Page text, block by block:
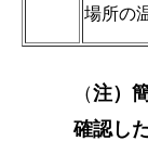
場所の
（注）
確認し